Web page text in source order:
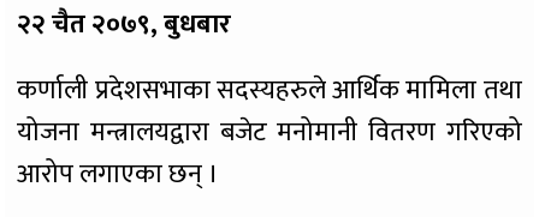
२२ चैत २०७९, बुधबार
कर्णाली प्रदेशसभाका सदस्यहरुले आर्थिक मामिला तथा
योजना मन्त्रालयद्वारा बजेट मनोमानी वितरण गरिएको
आरोप लगाएका छन् ।